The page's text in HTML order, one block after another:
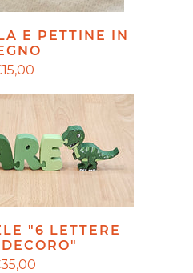
E PETTINE IN
"6 LETTERE